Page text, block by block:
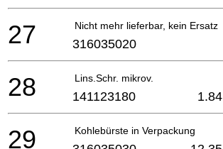
Nicht mehr lieferbar, kein Ersatz
27 316035020
Lins.Schr. mikrov.
28 141123180 1.84
Kohlebürste in Verpackung
29